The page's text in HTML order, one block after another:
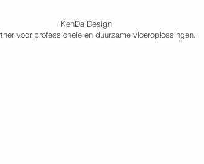
KenDa Design
voor professionele en duurzame vloeroplossingen.